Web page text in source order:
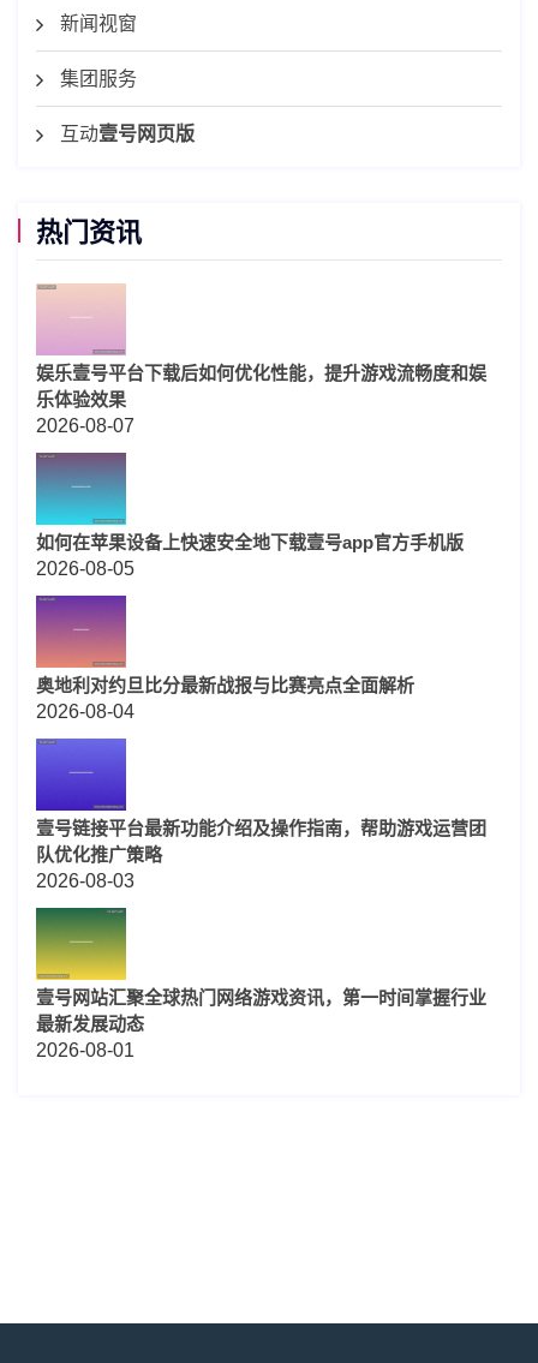
新闻视窗
集团服务
互动壹号网页版
热门资讯
娱乐壹号平台下载后如何优化性能，提升游戏流畅度和娱
乐体验效果
2026-08-07
如何在苹果设备上快速安全地下载壹号app官方手机版
2026-08-05
奥地利对约旦比分最新战报与比赛亮点全面解析
2026-08-04
壹号链接平台最新功能介绍及操作指南，帮助游戏运营团
队优化推广策略
2026-08-03
壹号网站汇聚全球热门网络游戏资讯，第一时间掌握行业
最新发展动态
2026-08-01